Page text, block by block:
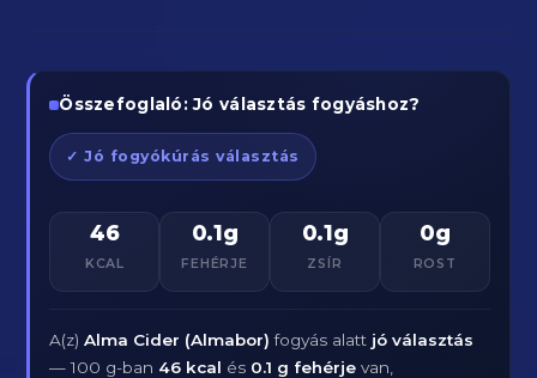
Összefoglaló: Jó választás fogyáshoz?
✓ Jó fogyókúrás választás
46
KCAL
0.1g
FEHÉRJE
0.1g
ZSÍR
0g
ROST
A(z)Alma Cider (Almabor) fogyás alatt jó választás
— 100 g-ban 46 kcal és 0.1 g fehérje van,